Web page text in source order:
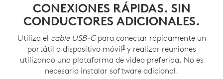
CONEXIONES RÁPIDAS. SIN
CONDUCTORES ADICIONALES.
Utiliza el cable USB-Cpara conectar rápidamente un
portátil o dispositivo móvil1y realizar reuniones
utilizando una plataforma de video preferida. No es
necesario instalar software adicional.